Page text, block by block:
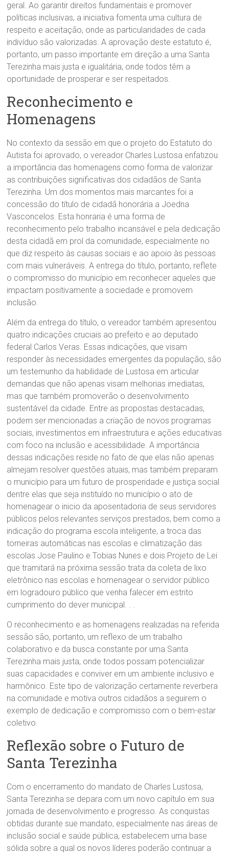
geral. Ao garantir direitos fundamentais e promover
políticas inclusivas, a iniciativa fomenta uma cultura de
respeito e aceitação, onde as particularidades de cada
indivíduo são valorizadas. A aprovação deste estatuto é,
portanto, um passo importante em direção a uma Santa
Terezinha mais justa e igualitária, onde todos têm a
oportunidade de prosperar e ser respeitados.
Reconhecimento e
Homenagens
No contexto da sessão em que o projeto do Estatuto do
Autista foi aprovado, o vereador Charles Lustosa enfatizou
a importância das homenagens como forma de valorizar
as contribuições significativas dos cidadãos de Santa
Terezinha. Um dos momentos mais marcantes foi a
concessão do título de cidadã honorária a Joedna
Vasconcelos. Esta honraria é uma forma de
reconhecimento pelo trabalho incansável e pela dedicação
desta cidadã em prol da comunidade, especialmente no
que diz respeito às causas sociais e ao apoio às pessoas
com mais vulneráveis. A entrega do título, portanto, reflete
o compromisso do município em reconhecer aqueles que
impactam positivamente a sociedade e promovem
inclusão.
Além da entrega do título, o vereador também apresentou
quatro indicações cruciais ao prefeito e ao deputado
federal Carlos Veras. Essas indicações, que visam
responder às necessidades emergentes da população, são
um testemunho da habilidade de Lustosa em articular
demandas que não apenas visam melhorias imediatas,
mas que também promoverão o desenvolvimento
sustentável da cidade. Entre as propostas destacadas,
podem ser mencionadas a criação de novos programas
sociais, investimentos em infraestrutura e ações educativas
com foco na inclusão e acessibilidade. A importância
dessas indicações reside no fato de que elas não apenas
almejam resolver questões atuais, mas também preparam
o município para um futuro de prosperidade e justiça social
dentre elas que seja instituído no município o ato de
homenagear o inicio da aposentadoria de seus servidores
públicos pelos relevantes serviços prestados, bem como a
indicação do programa escola inteligente, a troca das
torneiras automáticas nas escolas e climatização das
escolas Jose Paulino e Tobias Nunes e dois Projeto de Lei
que tramitará na próxima sessão trata da coleta de lixo
eletrônico nas escolas e homenagear o servidor público
em logradouro público que venha falecer em estrito
cumprimento do dever municipal. . .
O reconhecimento e as homenagens realizadas na referida
sessão são, portanto, um reflexo de um trabalho
colaborativo e da busca constante por uma Santa
Terezinha mais justa, onde todos possam potencializar
suas capacidades e conviver em um ambiente inclusivo e
harmônico. Este tipo de valorização certamente reverbera
na comunidade e motiva outros cidadãos a seguirem o
exemplo de dedicação e compromisso com o bem-estar
coletivo.
Reflexão sobre o Futuro de
Santa Terezinha
Com o encerramento do mandato de Charles Lustosa,
Santa Terezinha se depara com um novo capítulo em sua
jornada de desenvolvimento e progresso. As conquistas
obtidas durante sue mandato, especialmente nas áreas de
inclusão social e saúde pública, estabelecem uma base
sólida sobre a qual os novos líderes poderão continuar a